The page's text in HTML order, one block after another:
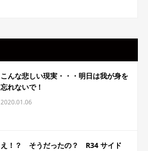
こんな悲しい現実・・・明日は我が身を
忘れないで！
2020.01.06
え！？ そうだったの？ R34 サイド